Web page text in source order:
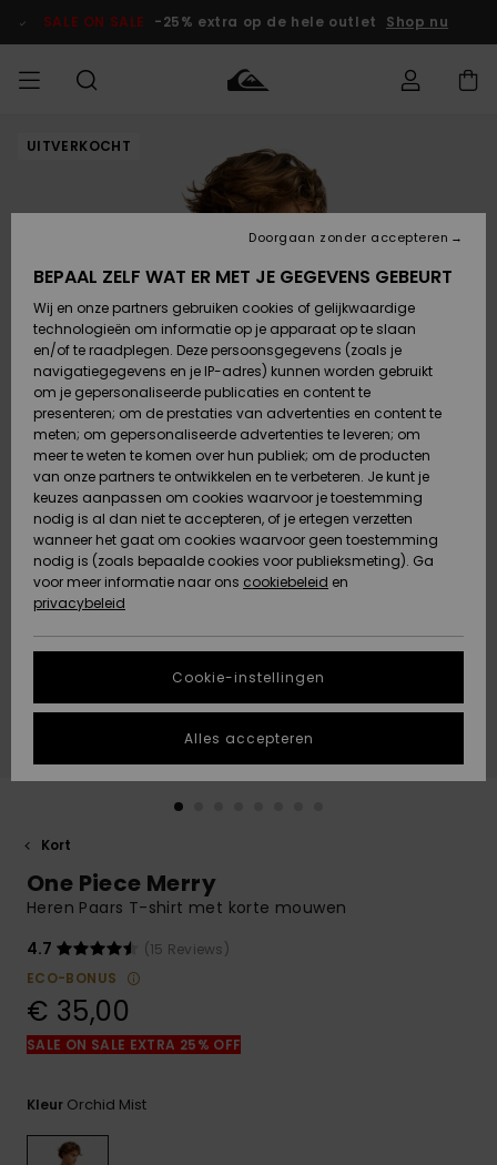
Productinformatie
SALE ON SALE -25% extra op de hele outlet Shop nu
HEREN Kleding
Accessoires
Schoenen &
Slippers
Surf /
Water
Snow
Nieuw
Highlights
JONGENS
Kleding
Accessoires
Schoenen &
Slippers
Surf /
Water
Sneeuw
Nieuw
Highlights
DAMES
Shop
Highlights
Snow
SURF
Heren Surf
Shop
Surf Shop
Highlights
Community
SNOW
Heren Snow
Shop
Snow Shop
Dames
Snow Shop
Highlights
Gemeenschap
SALE ON
SALE
HEREN
OUTLET
Kinderen
VROUW
OUTLET
Regio- En
Taalinstellingen
Nederlands
Toegang tot
mijn bestelling
Retouren
Betaling
Giftcard
Quiksilver
Freedom
Gegevensbescherming
gesprek om het
snelste
vraag te
krijgen.
antwoorden op
de meest
vragen en ons
contactformulier.
DUURZAAMHEID
STORE LOCATOR
VERLANGLIJST
UITVERKOCHT
Kort
One Piece Merry
Heren Paars T-shirt met korte mouwen
4.7
(15 Reviews)
ECO-BONUS
€ 35,00
SALE ON SALE EXTRA 25% OFF
Kleur Orchid Mist
BEPAAL ZELF WAT ER MET JE GEGEVENS GEBEURT
Wij en onze partners gebruiken cookies of gelijkwaardige
technologieën om informatie op je apparaat op te slaan
en/of te raadplegen. Deze persoonsgegevens (zoals je
navigatiegegevens en je IP-adres) kunnen worden gebruikt
om je gepersonaliseerde publicaties en content te
presenteren; om de prestaties van advertenties en content te
meten; om gepersonaliseerde advertenties te leveren; om
meer te weten te komen over hun publiek; om de producten
van onze partners te ontwikkelen en te verbeteren. Je kunt je
keuzes aanpassen om cookies waarvoor je toestemming
nodig is al dan niet te accepteren, of je ertegen verzetten
wanneer het gaat om cookies waarvoor geen toestemming
nodig is (zoals bepaalde cookies voor publieksmeting). Ga
voor meer informatie naar ons cookiebeleid en
privacybeleid
Cookie-instellingen
Doorgaan zonder accepteren
Alles accepteren